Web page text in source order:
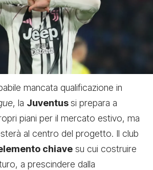
mancata qualificazione in
, la Juventussi prepara a
piani per il mercato estivo, ma
al centro del progetto. Il club
chiave su cui costruire
a prescindere dalla